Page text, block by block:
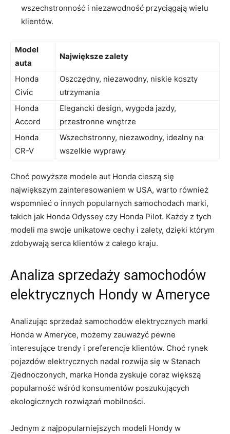
wszechstronność i niezawodność przyciągają wielu
klientów.
Model
auta
Największe zalety
Honda
Civic
Oszczędny, niezawodny, niskie koszty
utrzymania
Honda
Accord
Elegancki design, wygoda jazdy,
przestronne wnętrze
Honda
CR-V
Wszechstronny, niezawodny, idealny na
wszelkie wyprawy
Choć powyższe modele aut Honda cieszą się
największym zainteresowaniem w USA, warto również ​
wspomnieć o innych popularnych ⁣samochodach marki,
takich jak Honda Odyssey czy Honda Pilot. Każdy z tych
modeli ma swoje unikatowe‍ cechy i zalety, dzięki którym
zdobywają serca klientów⁤ z całego kraju.
Analiza sprzedaży samochodów
elektrycznych Hondy w Ameryce
Analizując sprzedaż⁢ samochodów elektrycznych⁢ marki
Honda w Ameryce, możemy zauważyć pewne
interesujące trendy i preferencje klientów. Choć rynek
pojazdów elektrycznych nadal rozwija się w Stanach
Zjednoczonych, marka Honda ⁣zyskuje coraz​ większą
popularność wśród konsumentów‌ poszukujących
ekologicznych rozwiązań mobilności.
Jednym z najpopularniejszych ⁤modeli Hondy w